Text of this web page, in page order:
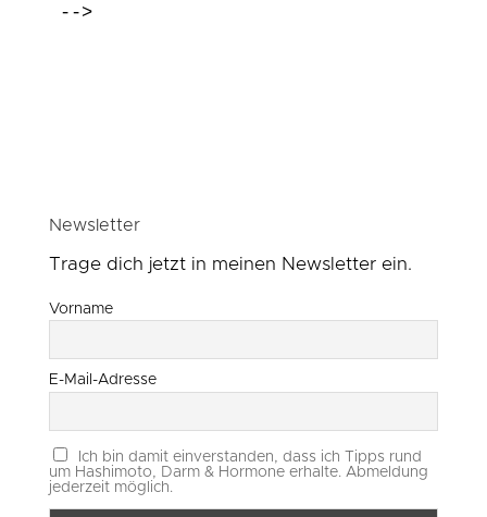
-->
Newsletter
Trage dich jetzt in meinen Newsletter ein.
Vorname
E-Mail-Adresse
Ich bin damit einverstanden, dass ich Tipps rund
um Hashimoto, Darm & Hormone erhalte. Abmeldung
jederzeit möglich.